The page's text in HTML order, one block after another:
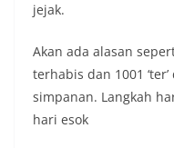
jejak.
Akan ada alasan
terhabis dan 1001
simpanan. Langkah
hari esok